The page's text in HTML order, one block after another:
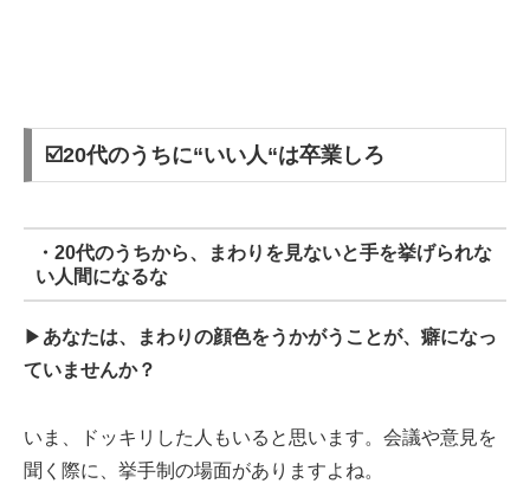
☑️20代のうちに“いい人“は卒業しろ
・20代のうちから、まわりを見ないと手を挙げられな
い人間になるな
▶︎ あなたは、まわりの顔色をうかがうことが、癖になっ
ていませんか？
いま、ドッキリした人もいると思います。会議や意見を
聞く際に、挙手制の場面がありますよね。